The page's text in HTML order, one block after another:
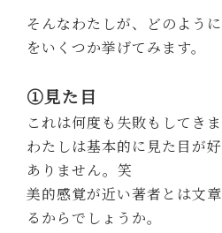
そんなわたしが、どのよう
をいくつか挙げてみます。
①見た目
これは何度も失敗もしてきま
わたしは基本的に見た目が
ありません。笑
美的感覚が近い著者とは文
るからでしょうか。